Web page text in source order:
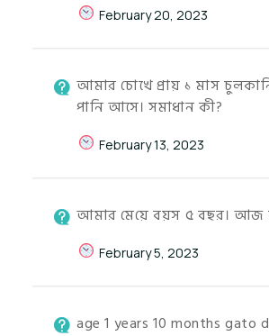
February 20, 2023
আমার চোখে প্রায় ১ মাস
পানি আসে। সমাধান কী?
February 13, 2023
আমার মে‌য়ে বয়স ৫ বছর। আজ
February 5, 2023
age 1 years 10 months gato